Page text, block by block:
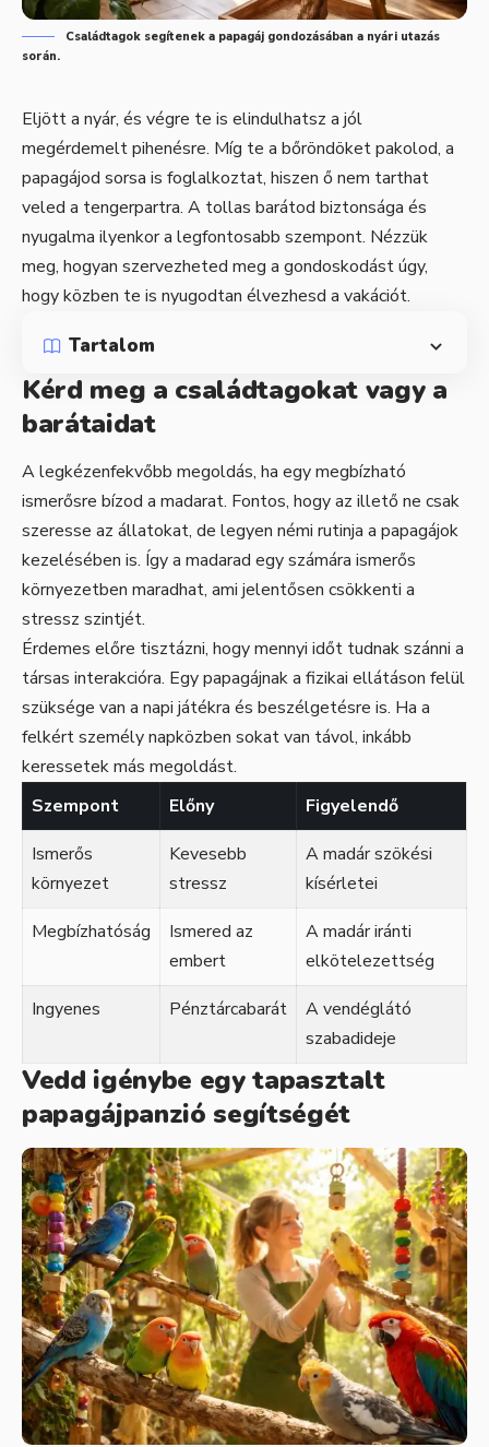
Családtagok segítenek a papagáj gondozásában a nyári utazás
során.
Eljött a nyár, és végre te is elindulhatsz a jól
megérdemelt pihenésre. Míg te a bőröndöket pakolod, a
papagájod sorsa is foglalkoztat, hiszen ő nem tarthat
veled a tengerpartra. A tollas barátod biztonsága és
nyugalma ilyenkor a legfontosabb szempont. Nézzük
meg, hogyan szervezheted meg a gondoskodást úgy,
hogy közben te is nyugodtan élvezhesd a vakációt.
Tartalom
Kérd meg a családtagokat vagy a
barátaidat
A legkézenfekvőbb megoldás, ha egy megbízható
ismerősre bízod a madarat. Fontos, hogy az illető ne csak
szeresse az állatokat, de legyen némi rutinja a papagájok
kezelésében is. Így a madarad egy számára ismerős
környezetben maradhat, ami jelentősen csökkenti a
stressz szintjét.
Érdemes előre tisztázni, hogy mennyi időt tudnak szánni a
társas interakcióra. Egy papagájnak a fizikai ellátáson felül
szüksége van a napi játékra és beszélgetésre is. Ha a
felkért személy napközben sokat van távol, inkább
keressetek más megoldást.
Szempont
Előny
Figyelendő
Ismerős
környezet
Kevesebb
stressz
A madár szökési
kísérletei
Megbízhatóság
Ismered az
embert
A madár iránti
elkötelezettség
Ingyenes
Pénztárcabarát
A vendéglátó
szabadideje
Vedd igénybe egy tapasztalt
papagájpanzió segítségét